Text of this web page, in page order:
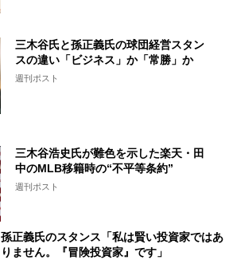
三木谷氏と孫正義氏の球団経営スタン
スの違い「ビジネス」か「常勝」か
週刊ポスト
三木谷浩史氏が難色を示した楽天・田
中のMLB移籍時の“不平等条約”
週刊ポスト
孫正義氏のスタンス「私は賢い投資家ではあ
りません。『冒険投資家』です」